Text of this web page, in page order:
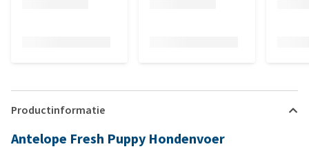
Productinformatie
Antelope Fresh Puppy Hondenvoer